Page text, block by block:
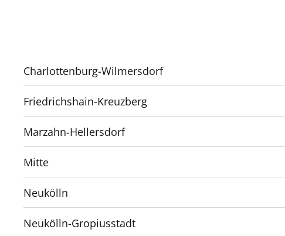
Charlottenburg-Wilmersdorf
Friedrichshain-Kreuzberg
Marzahn-Hellersdorf
Mitte
Neukölln
Neukölln-Gropiusstadt